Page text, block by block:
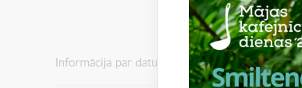
Informācija par datu apstrādi ir atrodama sadaļā: